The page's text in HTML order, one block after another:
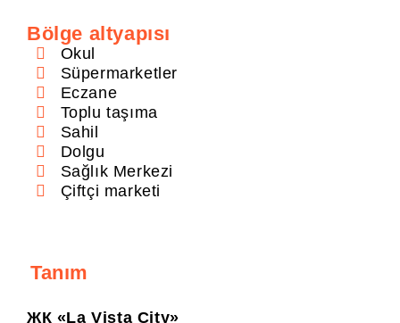
Bölge altyapısı
Okul
Süpermarketler
Eczane
Toplu taşıma
Sahil
Dolgu
Sağlık Merkezi
Çiftçi marketi
Tanım
ЖК «La Vista City»